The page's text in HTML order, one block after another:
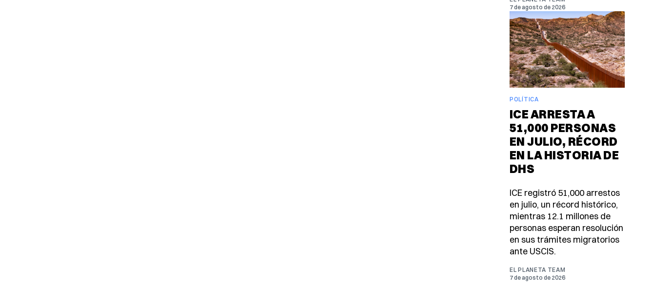
7 de agosto de 2026
POLÍTICA
ICE ARRESTA A
51,000 PERSONAS
EN JULIO, RÉCORD
EN LA HISTORIA DE
DHS
ICE registró 51,000 arrestos
en julio, un récord histórico,
mientras 12.1 millones de
personas esperan resolución
en sus trámites migratorios
ante USCIS.
EL PLANETA TEAM
7 de agosto de 2026